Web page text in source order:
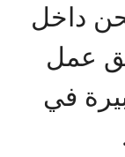
داخل
عمل
في